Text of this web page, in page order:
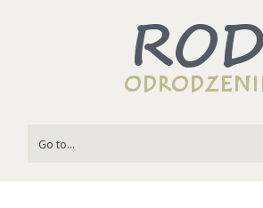
Go to...